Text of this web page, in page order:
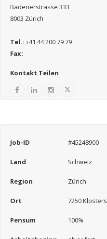
Badenerstrasse 333
8003 Zürich
Tel.: +41 44 200 79 79
Fax:
Kontakt Teilen
Job-ID #45248900
Land Schweiz
Region Zürich
Ort 7250 Klosters
Pensum 100%